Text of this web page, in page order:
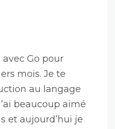
avec Go pour
mois. Je te
au langage
beaucoup aimé
et aujourd’hui je